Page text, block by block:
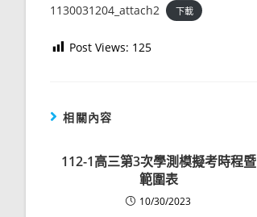
1130031204_attach2 下載
Post Views: 125
相關內容
112-1高三第3次學測模擬考時程暨
範圍表
10/30/2023